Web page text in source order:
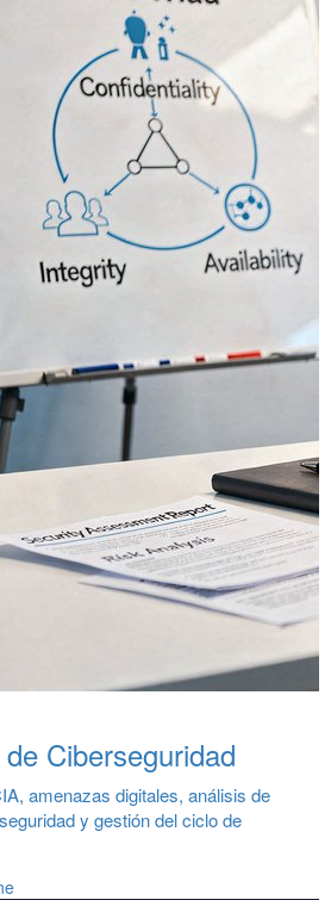
Ciberseguridad
amenazas digitales, análisis de
y gestión del ciclo de